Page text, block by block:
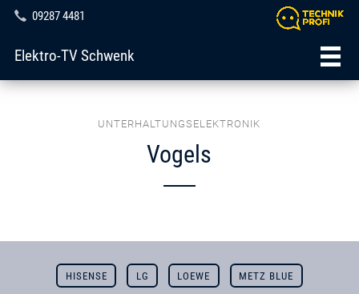
09287 4481
Elektro-TV Schwenk
UNTERHALTUNGSELEKTRONIK
Vogels
HISENSE LG LOEWE METZ BLUE